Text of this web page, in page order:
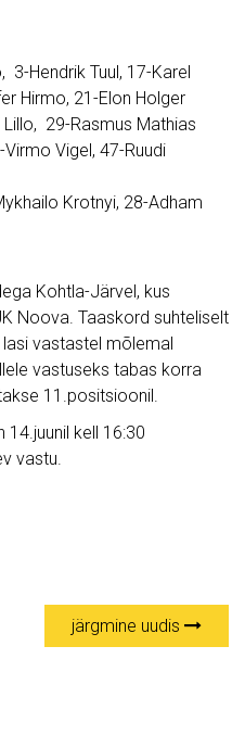
3-Hendrik Tuul, 17-Karel
Hirmo, 21-Elon Holger
29-Rasmus Mathias
Vigel, 47-Ruudi
Krotnyi, 28-Adham
Kohtla-Järvel, kus
Noova. Taaskord suhteliselt
vastastel mõlemal
vastuseks tabas korra
11.positsioonil.
kell 16:30
vastu.
järgmine uudis